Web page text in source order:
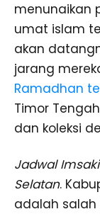
menunaikan
umat islam
akan
jarang
Ramadhan
Timor
dan koleksi
Jadwal
Selatan.
adalah salah